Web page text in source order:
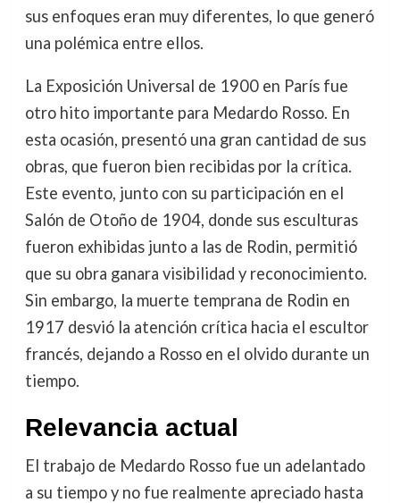
sus enfoques eran muy diferentes, lo que generó
una polémica entre ellos.
La Exposición Universal de 1900 en París fue
otro hito importante para Medardo Rosso. En
esta ocasión, presentó una gran cantidad de sus
obras, que fueron bien recibidas por la crítica.
Este evento, junto con su participación en el
Salón de Otoño de 1904, donde sus esculturas
fueron exhibidas junto a las de Rodin, permitió
que su obra ganara visibilidad y reconocimiento.
Sin embargo, la muerte temprana de Rodin en
1917 desvió la atención crítica hacia el escultor
francés, dejando a Rosso en el olvido durante un
tiempo.
Relevancia actual
El trabajo de Medardo Rosso fue un adelantado
a su tiempo y no fue realmente apreciado hasta